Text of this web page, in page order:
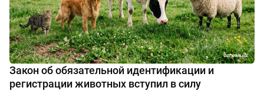
Закон об обязательной идентификации и
регистрации животных вступил в силу